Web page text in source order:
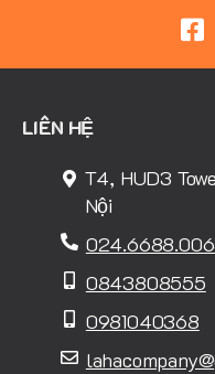
LIÊN HỆ
T4, HUD3
Nội
0843808555
0981040368